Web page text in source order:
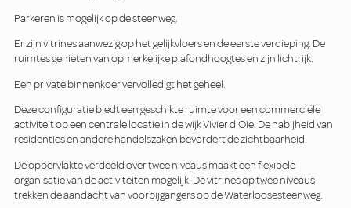
Parkeren is mogelijk op de steenweg.
Er zijn vitrines aanwezig op het gelijkvloers en de eerste verdieping. De
ruimtes genieten van opmerkelijke plafondhoogtes en zijn lichtrijk.
Een private binnenkoer vervolledigt het geheel.
Deze configuratie biedt een geschikte ruimte voor een commerciële
activiteit op een centrale locatie in de wijk Vivier d'Oie. De nabijheid van
residenties en andere handelszaken bevordert de zichtbaarheid.
De oppervlakte verdeeld over twee niveaus maakt een flexibele
organisatie van de activiteiten mogelijk. De vitrines op twee niveaus
trekken de aandacht van voorbijgangers op de Waterloosesteenweg.